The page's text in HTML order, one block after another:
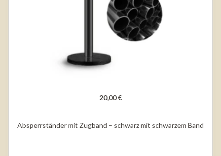
20,00 €
Absperrständer mit Zugband – schwarz mit schwarzem Band